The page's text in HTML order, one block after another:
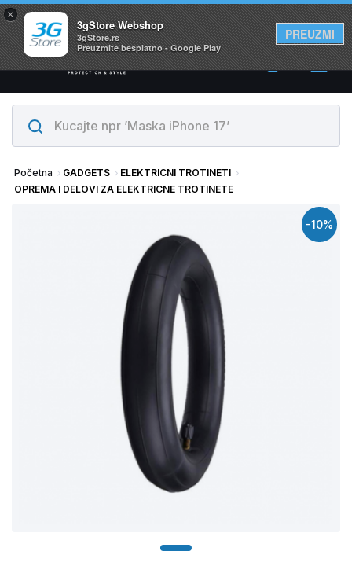
×
3gStore Webshop
3gStore.rs
Preuzmite besplatno - Google Play
PREUZMI
Svi proizvodi su na lageru. Slanje istog dana!
0
Početna GADGETS
ELEKTRICNI TROTINETI
OPREMA I DELOVI ZA ELEKTRICNE TROTINETE
-10%